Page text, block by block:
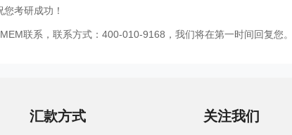
考研成功！
联系，联系方式：400-010-9168，我们将在第一时间回复您。
汇款方式
关注我们